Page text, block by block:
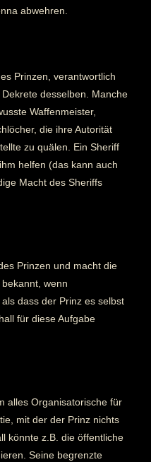
abwehren.
Prinzen, verantwortlich
desselben. Manche
Waffenmeister,
die ihre Autorität
zu quälen. Ein Sheriff
helfen (das kann auch
Macht des Sheriffs
Prinzen und macht die
wenn
dass der Prinz es selbst
für diese Aufgabe
alles Organisatorische für
mit der der Prinz nichts
könnte z.B. die öffentliche
Seine begrenzte